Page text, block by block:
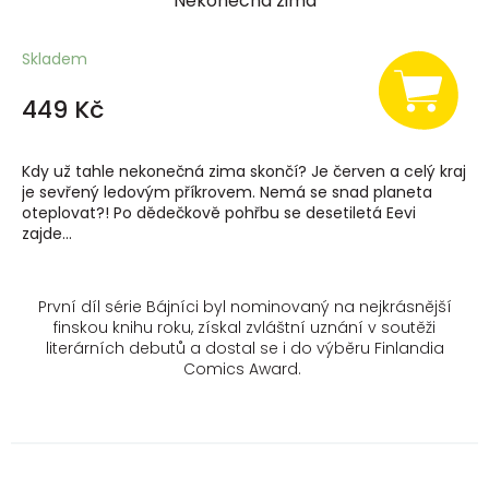
Skladem
449 Kč
Kdy už tahle nekonečná zima skončí? Je červen a celý kraj
je sevřený ledovým příkrovem. Nemá se snad planeta
oteplovat?! Po dědečkově pohřbu se desetiletá Eevi
zajde...
První díl série Bájníci byl nominovaný na nejkrásnější
finskou knihu roku, získal zvláštní uznání v soutěži
literárních debutů a dostal se i do výběru Finlandia
Comics Award.